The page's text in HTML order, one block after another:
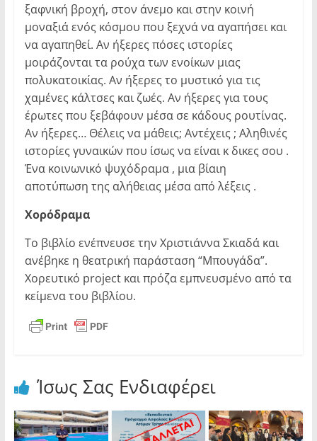
ξαφνική βροχή, στον άνεμο και στην κοινή
μοναξιά ενός κόσμου που ξεχνά να αγαπήσει και
να αγαπηθεί. Αν ήξερες πόσες ιστορίες
μοιράζονται τα ρούχα των ενοίκων μιας
πολυκατοικίας. Αν ήξερες το μυστικό για τις
χαμένες κάλτσες και ζωές. Αν ήξερες για τους
έρωτες που ξεβάφουν μέσα σε κάδους ρουτίνας.
Αν ήξερες… Θέλεις να μάθεις; Αντέχεις ; Αληθινές
ιστορίες γυναικών που ίσως να είναι κ δικες σου .
Ένα κοινωνικό ψυχόδραμα , μια βίαιη
αποτύπωση της αλήθειας μέσα από λέξεις .
Χορόδραμα
Το βιβλίο ενέπνευσε την Χριστιάννα Σκιαδά και
ανέβηκε η θεατρική παράσταση “Μπουγάδα”.
Χορευτικό project και πρόζα εμπνευσμένο από τα
κείμενα του βιβλίου.
Ίσως Σας Ενδιαφέρει